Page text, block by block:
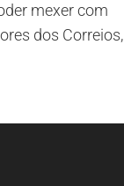
mexer com
dos Correios,